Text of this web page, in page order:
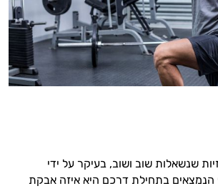
שנשאלות שוב ושוב, בעיקר על ידי
הנמצאים בתחילת דרכם היא איזה אבקת